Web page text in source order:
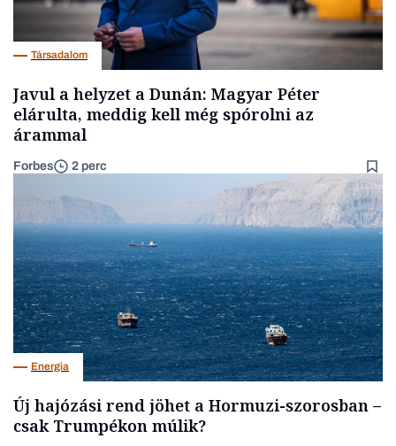
Társadalom
Javul a helyzet a Dunán: Magyar Péter
elárulta, meddig kell még spórolni az
árammal
Forbes 2 perc
Energia
Új hajózási rend jöhet a Hormuzi-szorosban –
csak Trumpékon múlik?